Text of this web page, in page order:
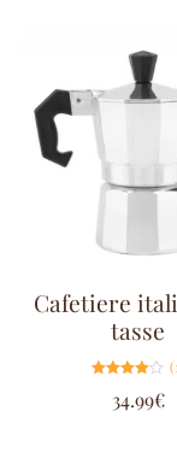
Cafetiere
tasse
4.00
sur 5
34.99€